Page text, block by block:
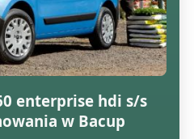
enterprise hdi s/s
w Bacup